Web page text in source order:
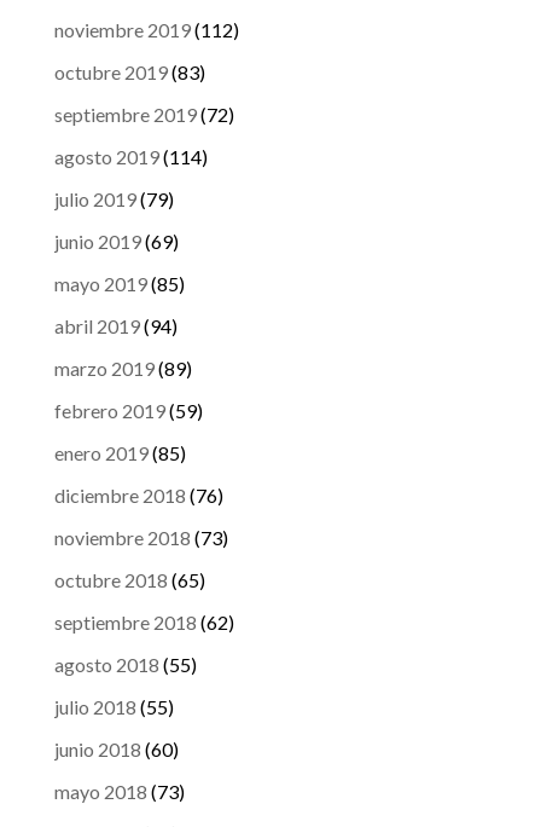
noviembre 2019(112)
octubre 2019(83)
septiembre 2019(72)
agosto 2019(114)
julio 2019(79)
junio 2019(69)
mayo 2019(85)
abril 2019(94)
marzo 2019(89)
febrero 2019(59)
enero 2019(85)
diciembre 2018 (76)
noviembre 2018 (73)
octubre 2018 (65)
septiembre 2018 (62)
agosto 2018 (55)
julio 2018 (55)
junio 2018 (60)
mayo 2018 (73)